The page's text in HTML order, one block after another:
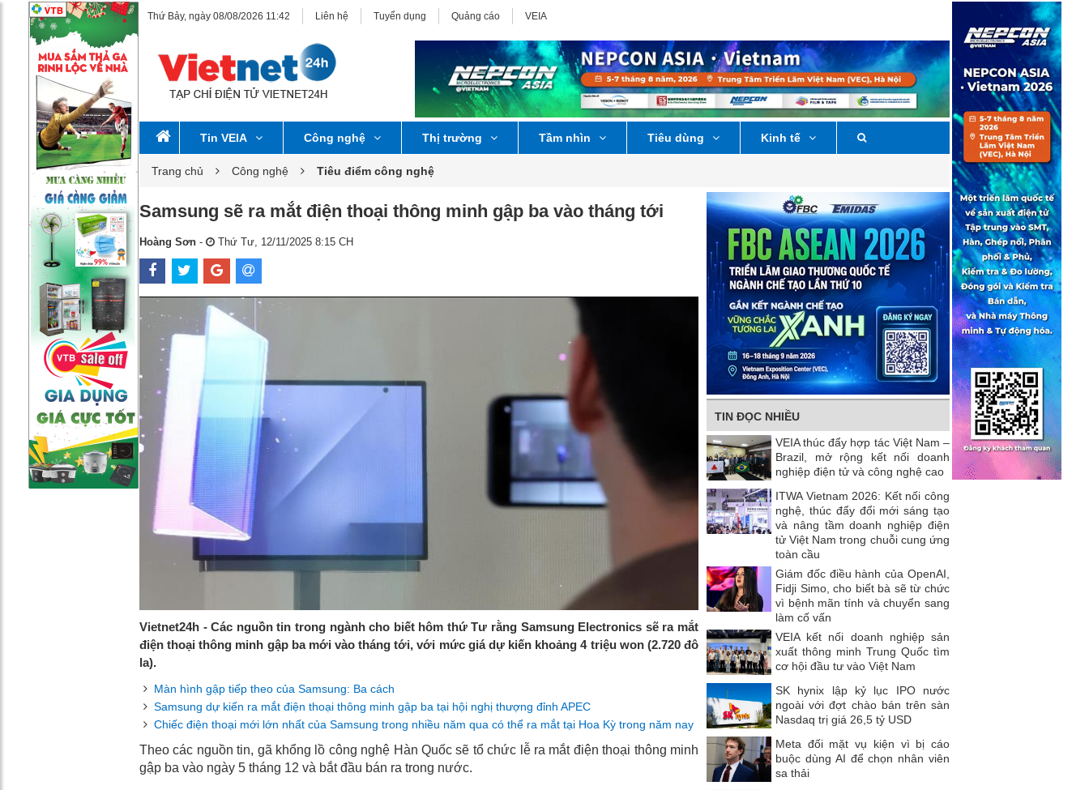
Thứ Bảy, ngày 08/08/2026 11:42 Liên hệ Tuyển dụng Quảng cáo VEIA
Tin VEIA Công nghệ Thị trường Tầm nhìn Tiêu dùng Kinh tế
Trang chủ Công nghệ Tiêu điểm công nghệ
Samsung sẽ ra mắt điện thoại thông minh gập ba vào tháng tới
Hoàng Sơn - Thứ Tư, 12/11/2025 8:15 CH
Vietnet24h - Các nguồn tin trong ngành cho biết hôm thứ Tư rằng Samsung Electronics sẽ ra mắt
điện thoại thông minh gập ba mới vào tháng tới, với mức giá dự kiến ​​khoảng 4 triệu won (2.720 đô
la).
Màn hình gập tiếp theo của Samsung: Ba cách
Samsung dự kiến ​​ra mắt điện thoại thông minh gập ba tại hội nghị thượng đỉnh APEC
Chiếc điện thoại mới lớn nhất của Samsung trong nhiều năm qua có thể ra mắt tại Hoa Kỳ trong năm nay
Theo các nguồn tin, gã khổng lồ công nghệ Hàn Quốc sẽ tổ chức lễ ra mắt điện thoại thông minh
gập ba vào ngày 5 tháng 12 và bắt đầu bán ra trong nước.
TIN ĐỌC NHIỀU
VEIA thúc đẩy hợp tác Việt Nam –
Brazil, mở rộng kết nối doanh
nghiệp điện tử và công nghệ cao
ITWA Vietnam 2026: Kết nối công
nghệ, thúc đẩy đổi mới sáng tạo
và nâng tầm doanh nghiệp điện
tử Việt Nam trong chuỗi cung ứng
toàn cầu
Giám đốc điều hành của OpenAI,
Fidji Simo, cho biết bà sẽ từ chức
vì bệnh mãn tính và chuyển sang
làm cố vấn
VEIA kết nối doanh nghiệp sản
xuất thông minh Trung Quốc tìm
cơ hội đầu tư vào Việt Nam
SK hynix lập kỷ lục IPO nước
ngoài với đợt chào bán trên sàn
Nasdaq trị giá 26,5 tỷ USD
Meta đối mặt vụ kiện vì bị cáo
buộc dùng AI để chọn nhân viên
sa thải